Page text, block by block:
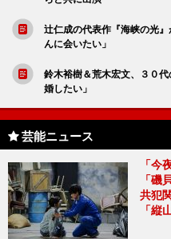
辻仁成の代表作『海峡の光
んに会いたい」
鈴木裕樹＆荒木宏文、３０
婚したい」
芸能ニュース
「今
「磯
共犯
「縦